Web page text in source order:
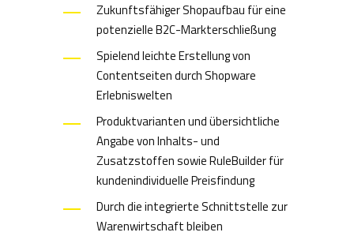
Zukunftsfähiger Shopaufbau für eine
potenzielle B2C-Markterschließung
Spielend leichte Erstellung von
Contentseiten durch Shopware
Erlebniswelten
Produktvarianten und übersichtliche
Angabe von Inhalts- und
Zusatzstoffen sowie RuleBuilder für
kundenindividuelle Preisfindung
Durch die integrierte Schnittstelle zur
Warenwirtschaft bleiben